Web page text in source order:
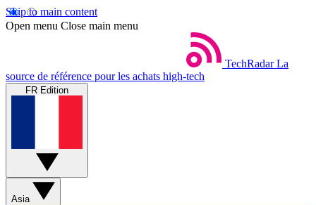
Skip to main content
Open menu Close main menu
TechRadar La
source de référence pour les achats high-tech
FR Edition
Asia